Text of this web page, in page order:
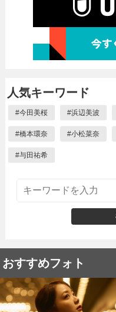
人気キーワード
#今田美桜 #浜辺美波
#橋本環奈 #小松菜奈
#与田祐希
おすすめフォト